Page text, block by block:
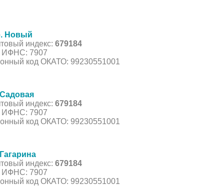
Новый
индекс: 679184
ИФНС: 7907
код ОКАТО: 99230551001
индекс: 679184
ИФНС: 7907
код ОКАТО: 99230551001
индекс: 679184
ИФНС: 7907
код ОКАТО: 99230551001